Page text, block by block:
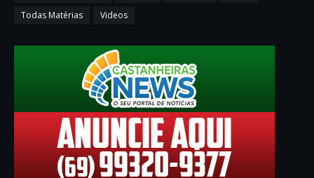
Todas Matérias
Videos